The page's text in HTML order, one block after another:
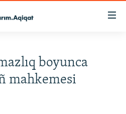
boyunca
mahkemesi